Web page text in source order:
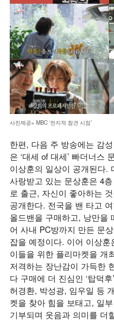
사진제공= MBC ‘전지적 참견 시점’
한편, 다음 주 방송에는 감
은 ‘대세 of 대세’ 빠더너스
이상훈의 일상이 공개된다.
사랑받고 있는 문상훈은 4
로 출근, 자신이 좋아하는
공개한다. 전국을 밴 타고
올드밴을 구매하고, 낭만을
어 사내 PC방까지 만든 문
잡을 예정이다. 이어 이상
이들을 위한 플리마켓을 개
저격하는 장난감이 가득한
다 구매에 더 진심인 ‘탑덕
허경환, 박성광, 임우일 등
켓을 찾아 힘을 보태고, 일
기부되며 웃음과 의미를 더